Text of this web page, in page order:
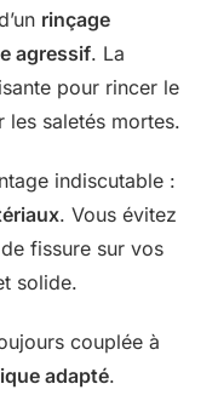
rinçage
agressif. La
pour rincer le
les saletés mortes.
indiscutable :
. Vous évitez
fissure sur vos
solide.
couplée à
adapté.